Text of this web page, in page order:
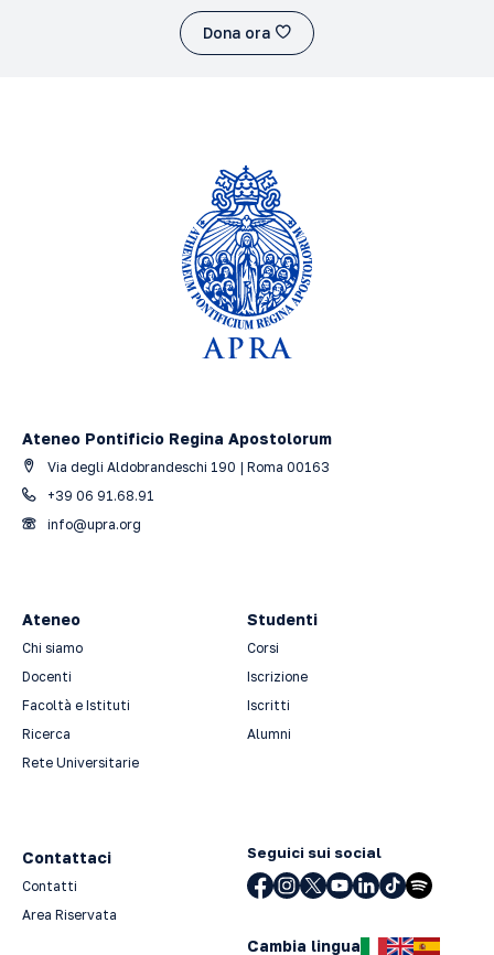
Dona ora
Ateneo Pontificio Regina Apostolorum
Via degli Aldobrandeschi 190 | Roma 00163
+39 06 91.68.91
info@upra.org
Ateneo
Chi siamo
Docenti
Facoltà e Istituti
Ricerca
Rete Universitarie
Studenti
Corsi
Iscrizione
Iscritti
Alumni
Contattaci
Contatti
Area Riservata
Seguici sui social
Cambia lingua